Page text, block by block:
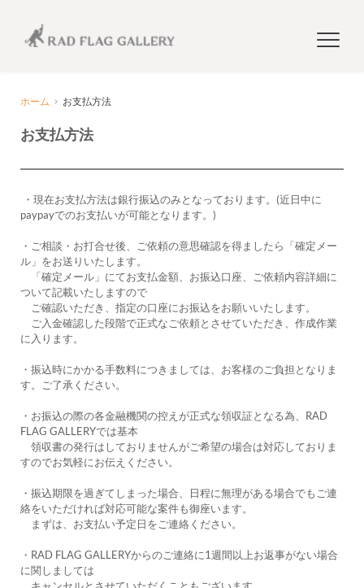
ホーム お支払方法
お支払方法
paypayでのお支払いが可能となります。)
・ご相談・お打合せ後、ご依頼の意思確認を得ましたら「確定メー
ル」をお送りいたします。
「確定メール」にてお支払金額、お振込口座、ご依頼内容詳細に
ついて記載いたしますので
ご確認いただき、指定の口座にお振込をお願いいたします。
ご入金確認した段階で正式なご依頼とさせていただき、作成作業
に入ります。
・振込時にかかる手数料につきましては、お客様のご負担となりま
す。ご了承ください。
・お振込の際の各金融機関の控えが正式な領収証となる為、RAD
FLAG GALLERYでは基本
領収書の発行はしておりませんがご希望の場合は対応しておりま
すのでお気軽にお伝えください。
・振込期限を過ぎてしまった場合、日程に無理がある場合でもご連
絡をいただければ対応可能な案件も御座います。
まずは、お支払い予定日をご連絡ください。
・RAD FLAG GALLERYからのご連絡に1週間以上お返事がない場合
に関しましては